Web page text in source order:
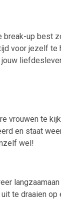
break-up best
voor jezelf te
vrouwen te
en staat
wel!
te draaien op